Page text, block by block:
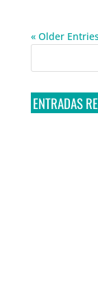
« Older
ENTRADAS